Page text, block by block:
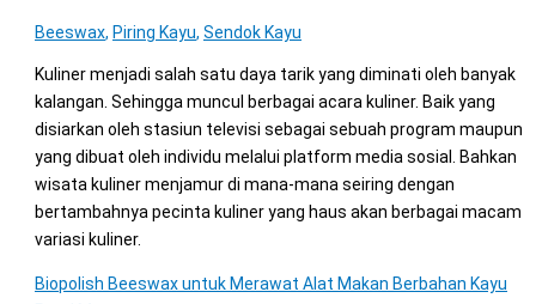
Beeswax, Piring Kayu, Sendok Kayu
Kuliner menjadi salah satu daya tarik yang diminati oleh banyak
kalangan. Sehingga muncul berbagai acara kuliner. Baik yang
disiarkan oleh stasiun televisi sebagai sebuah program maupun
yang dibuat oleh individu melalui platform media sosial. Bahkan
wisata kuliner menjamur di mana-mana seiring dengan
bertambahnya pecinta kuliner yang haus akan berbagai macam
variasi kuliner.
Biopolish Beeswax untuk Merawat Alat Makan Berbahan Kayu